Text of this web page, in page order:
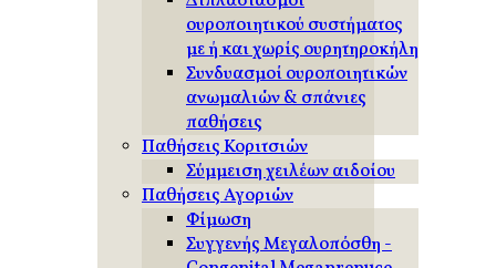
ουροποιητικού συστήματος
με ή και χωρίς ουρητηροκήλη
Συνδυασμοί ουροποιητικών
ανωμαλιών & σπάνιες
παθήσεις
Παθήσεις Κοριτσιών
Σύμμειση χειλέων αιδοίου
Παθήσεις Αγοριών
Φίμωση
Συγγενής Μεγαλοπόσθη -